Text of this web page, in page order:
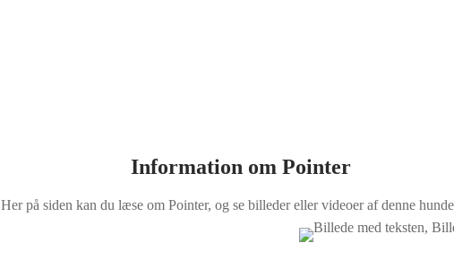
Information om Pointer
Her på siden kan du læse om Pointer, og se billeder eller videoer af denne